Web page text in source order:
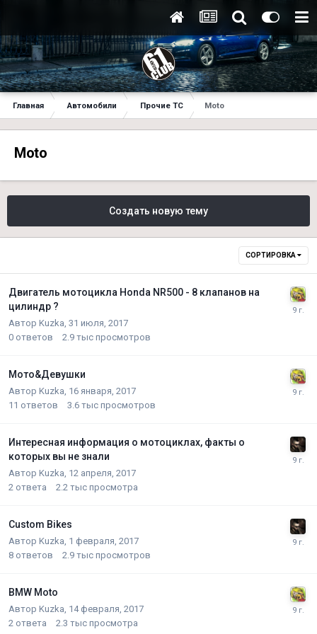
Главная Автомобили Прочие ТС Moto
Moto
Создать новую тему
СОРТИРОВКА
Двигатель мотоцикла Honda NR500 - 8 клапанов на
цилиндр ?
Автор Kuzka 31 июля, 2017
0 ответов 2.9 тыс просмотров
Мото&Девушки
Автор Kuzka 16 января, 2017
11 ответов 3.6 тыс просмотров
Интересная информация о мотоциклах, факты о
которых вы не знали
Автор Kuzka 12 апреля, 2017
2 ответа 2.2 тыс просмотра
Custom Bikes
Автор Kuzka 1 февраля, 2017
8 ответов 2.9 тыс просмотров
BMW Moto
Автор Kuzka 14 февраля, 2017
2 ответа 2.3 тыс просмотра